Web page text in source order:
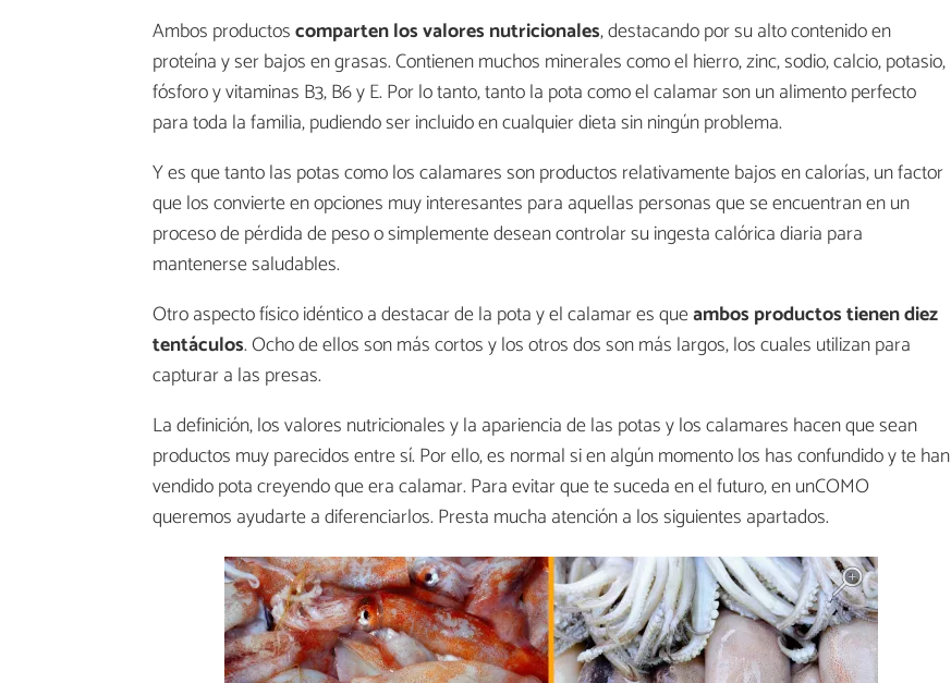
Ambos productoscomparten los valores nutricionales, destacando por su alto contenido en
proteína y ser bajos en grasas. Contienen muchos minerales como el hierro, zinc, sodio, calcio, potasio,
fósforo y vitaminas B3, B6 y E. Por lo tanto, tanto la pota como el calamar son un alimento perfecto
para toda la familia, pudiendo ser incluido en cualquier dieta sin ningún problema.
Y es que tanto las potas como los calamares son productos relativamente bajos en calorías, un factor
que los convierte en opciones muy interesantes para aquellas personas que se encuentran en un
proceso de pérdida de peso o simplemente desean controlar su ingesta calórica diaria para
mantenerse saludables.
Otro aspecto físico idéntico a destacar de la pota y el calamar es queambos productos tienen diez
tentáculos. Ocho de ellos son más cortos y los otros dos son más largos, los cuales utilizan para
capturar a las presas.
La definición, los valores nutricionales y la apariencia de las potas y los calamares hacen que sean
productos muy parecidos entre sí. Por ello, es normal si en algún momento los has confundido y te han
vendido pota creyendo que era calamar. Para evitar que te suceda en el futuro, en unCOMO
queremos ayudarte a diferenciarlos. Presta mucha atención a los siguientes apartados.